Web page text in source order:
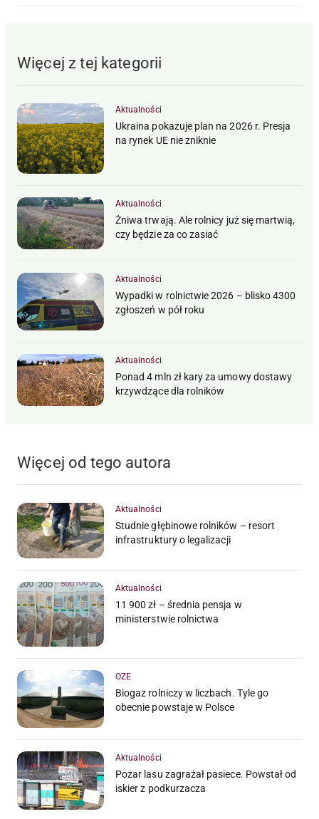
Więcej z tej kategorii
Aktualności
Ukraina pokazuje plan na 2026 r. Presja
na rynek UE nie zniknie
Aktualności
Żniwa trwają. Ale rolnicy już się martwią,
czy będzie za co zasiać
Aktualności
Wypadki w rolnictwie 2026 – blisko 4300
zgłoszeń w pół roku
Aktualności
Ponad 4 mln zł kary za umowy dostawy
krzywdzące dla rolników
Więcej od tego autora
Aktualności
Studnie głębinowe rolników – resort
infrastruktury o legalizacji
Aktualności
11 900 zł – średnia pensja w
ministerstwie rolnictwa
OZE
Biogaz rolniczy w liczbach. Tyle go
obecnie powstaje w Polsce
Aktualności
Pożar lasu zagrażał pasiece. Powstał od
iskier z podkurzacza